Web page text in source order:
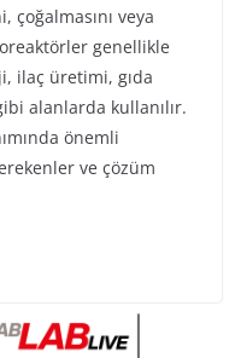
veya
genellikle
ilaç üretimi, gıda
alanlarda kullanılır.
önemli
ve çözüm